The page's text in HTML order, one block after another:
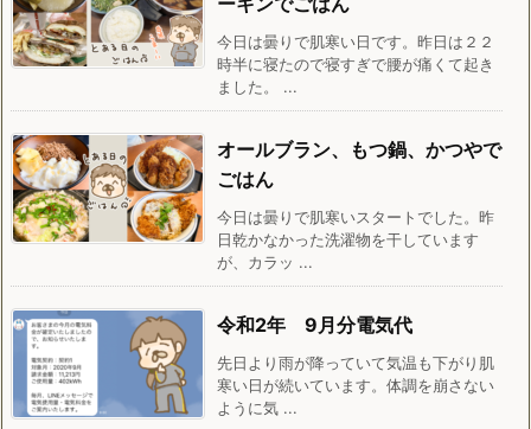
今日は曇りで肌寒い日です。昨日は２２
時半に寝たので寝すぎで腰が痛くて起き
ました。 ...
オールブラン、もつ鍋、かつやで
ごはん
今日は曇りで肌寒いスタートでした。昨
日乾かなかった洗濯物を干しています
が、カラッ ...
令和2年 9月分電気代
先日より雨が降っていて気温も下がり肌
寒い日が続いています。体調を崩さない
ように気 ...